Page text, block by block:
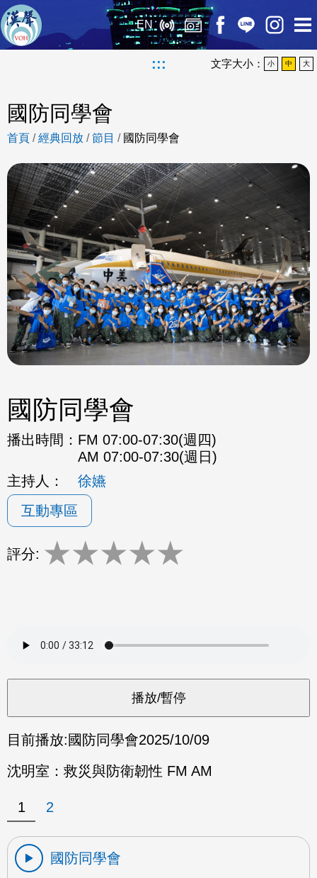
EN
::: 文字大小： 小 中 大
國防同學會
首頁 /經典回放 /節目 / 國防同學會
國防同學會
播出時間： FM 07:00-07:30(週四)
AM 07:00-07:30(週日)
主持人：
徐嬿
互動專區
評分: ★★★★★
目前播放: 國防同學會2025/10/09
沈明室：救災與防衛韌性 FM AM
1 2
國防同學會